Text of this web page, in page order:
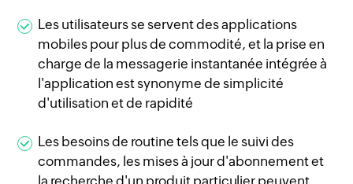
Les utilisateurs se servent des applications
mobiles pour plus de commodité, et la prise en
charge de la messagerie instantanée intégrée à
l'application est synonyme de simplicité
d'utilisation et de rapidité
Les besoins de routine tels que le suivi des
commandes, les mises à jour d'abonnement et
la recherche d'un produit particulier peuvent